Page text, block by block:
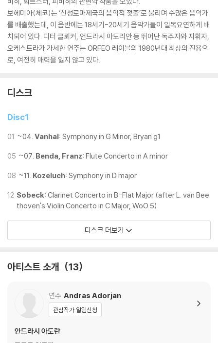
보헤미아(체코)는 ‘신성로마제국의 음악적 젖줄’로 불리며 수많은 음악가
를 배출했는데, 이 음반에는 18세기-20세기 음악가들이 일목요연하게 배
치되어 있다. 디터 클뢰커, 언드라시 아도리안 등 뛰어난 독주자와 지휘자,
오케스트라가 가세한 연주는 ORFEO 레이블의 1980년대 최상의 진용으
로, 여전히 매력을 잃지 않고 있다.
디스크
Disc1
01 ~04. Vanhal: Symphony in G Minor, Bryan g1
05 ~07. Benda, Franz: Flute Concerto in A minor
08 ~11. Kozeluch: Symphony in D major
12 Sobeck: Clarinet Concerto in B-Flat Major (after L. van Bee
thoven's Violin Concerto in C Major, WoO 5)
디스크 더보기
아티스트 소개 13
연주 Andras Adorjan
관심작가 알림신청
안드라시 아도랸